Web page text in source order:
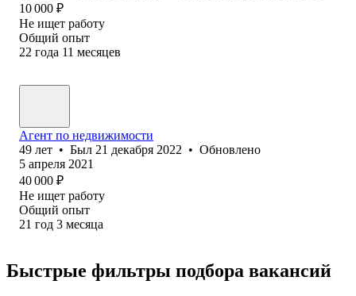
10 000 ₽
Не ищет работу
Общий опыт
22 года 11 месяцев
Агент по недвижимости
49 лет • Был 21 декабря 2022 • Обновлено
5 апреля 2021
40 000 ₽
Не ищет работу
Общий опыт
21 год 3 месяца
Быстрые фильтры подбора вакансий